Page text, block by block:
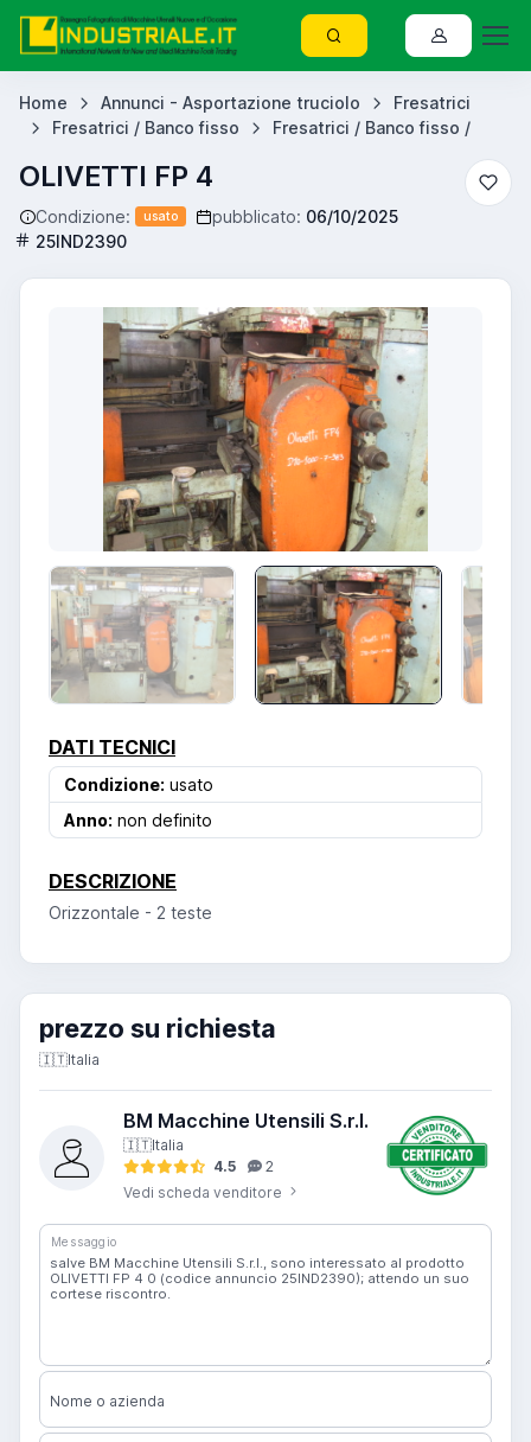
Home Annunci - Asportazione truciolo
Fresatrici
Fresatrici / Banco fisso
Fresatrici / Banco fisso /
OLIVETTI FP 4
Condizione: usato pubblicato: 06/10/2025
25IND2390
DATI TECNICI
Condizione: usato
Anno: non definito
DESCRIZIONE
Orizzontale - 2 teste
prezzo su richiesta
🇮🇹Italia
BM Macchine Utensili S.r.l.
🇮🇹Italia
4.5
2
Vedi scheda venditore
Messaggio
Nome o azienda